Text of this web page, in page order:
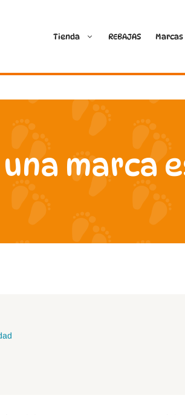
Tienda REBAJAS
Ballop
Blanditos by Crio’s
Crave Barefoot
Dada
una marca